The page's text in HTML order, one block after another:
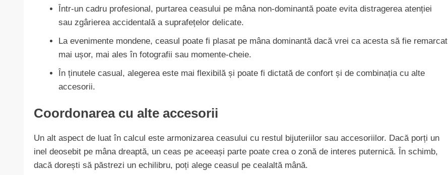
Într-un cadru profesional, purtarea ceasului pe mâna non-dominantă poate evita distragerea atenției
sau zgârierea accidentală a suprafețelor delicate.
La evenimente mondene, ceasul poate fi plasat pe mâna dominantă dacă vrei ca acesta să fie remarcat
mai ușor, mai ales în fotografii sau momente-cheie.
În ținutele casual, alegerea este mai flexibilă și poate fi dictată de confort și de combinația cu alte
accesorii.
Coordonarea cu alte accesorii
Un alt aspect de luat în calcul este armonizarea ceasului cu restul bijuteriilor sau accesoriilor. Dacă porți un
inel deosebit pe mâna dreaptă, un ceas pe aceeași parte poate crea o zonă de interes puternică. În schimb,
dacă dorești să păstrezi un echilibru, poți alege ceasul pe cealaltă mână.